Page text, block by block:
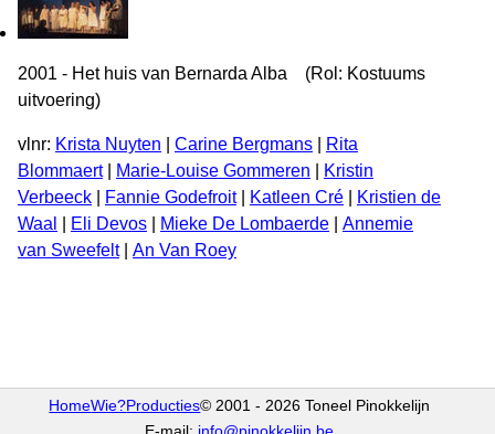
2001 - Het huis van Bernarda Alba (Rol: Kostuums
uitvoering)
vlnr: Krista Nuyten Carine Bergmans
Rita
Blommaert| Marie-Louise Gommeren
Kristin
Verbeeck
Fannie Godefroit| Katleen Cré
Kristien de
Waal
Eli Devos Mieke De Lombaerde
Annemie
van Sweefelt| An Van Roey
HomeWie?Producties© 2001 - 2026 Toneel Pinokkelijn